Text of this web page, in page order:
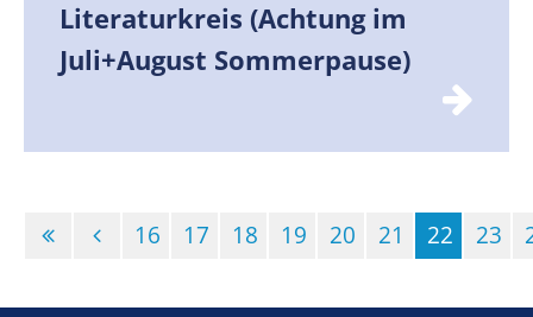
Literaturkreis (Achtung im
Juli+August Sommerpause)
16 17 18 19 20 21
22
23